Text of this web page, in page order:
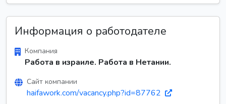
Информация о работодателе
Компания
Работа в израиле. Работа в Нетании.
Сайт компании
haifawork.com/vacancy.php?id=87762